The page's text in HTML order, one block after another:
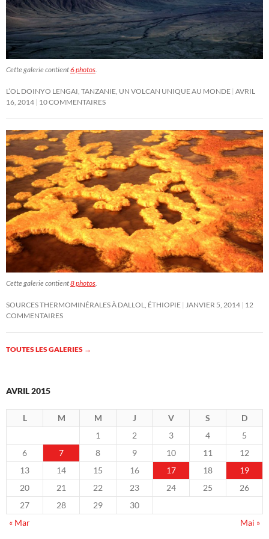
Cette galerie contient6 photos
L’OL DOINYO LENGAI, TANZANIE, UN VOLCAN UNIQUE AU MONDE AVRIL
16, 2014 10 COMMENTAIRES
Cette galerie contient8 photos
SOURCES THERMOMINÉRALES À DALLOL, ÉTHIOPIE JANVIER 5, 2014 12
COMMENTAIRES
TOUTES LES GALERIES →
AVRIL 2015
L M M J V S
D
1
2 3 4
5
6
7 8 9 10 11
12
13
14 15 16 17 18
19
20
21 22 23 24 25
26
27
28 29
30
« Mar
Mai »